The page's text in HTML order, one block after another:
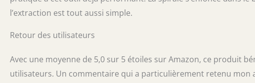
l’extraction est tout aussi simple.
Retour des utilisateurs
Avec une moyenne de 5,0 sur 5 étoiles sur Amazon, ce produit
utilisateurs. Un commentaire qui a particulièrement retenu mon